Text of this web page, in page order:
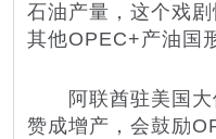
石油产量，这个戏
其他OPEC+产油国
阿联酋驻美国大
赞成增产，会鼓励